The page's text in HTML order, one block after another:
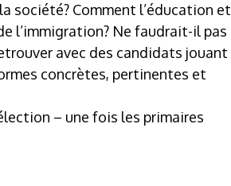
société? Comment l’éducation et
l’immigration? Ne faudrait-il pas
avec des candidats jouant
concrètes, pertinentes et
– une fois les primaires